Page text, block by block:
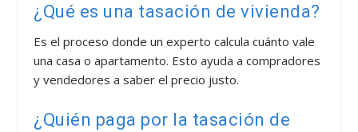
¿Qué es una tasación de vivienda?
Es el proceso donde un experto calcula cuánto vale
una casa o apartamento. Esto ayuda a compradores
y vendedores a saber el precio justo.
¿Quién paga por la tasación de